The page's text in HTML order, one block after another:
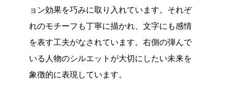
ョン効果を巧みに取り入れています。それぞ
れのモチーフも丁寧に描かれ、文字にも感情
を表す工夫がなされています。右側の弾んで
いる人物のシルエットが大切にしたい未来を
象徴的に表現しています。